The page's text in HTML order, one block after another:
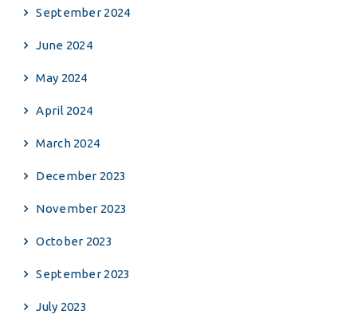
September 2024
June 2024
May 2024
April 2024
March 2024
December 2023
November 2023
October 2023
September 2023
July 2023